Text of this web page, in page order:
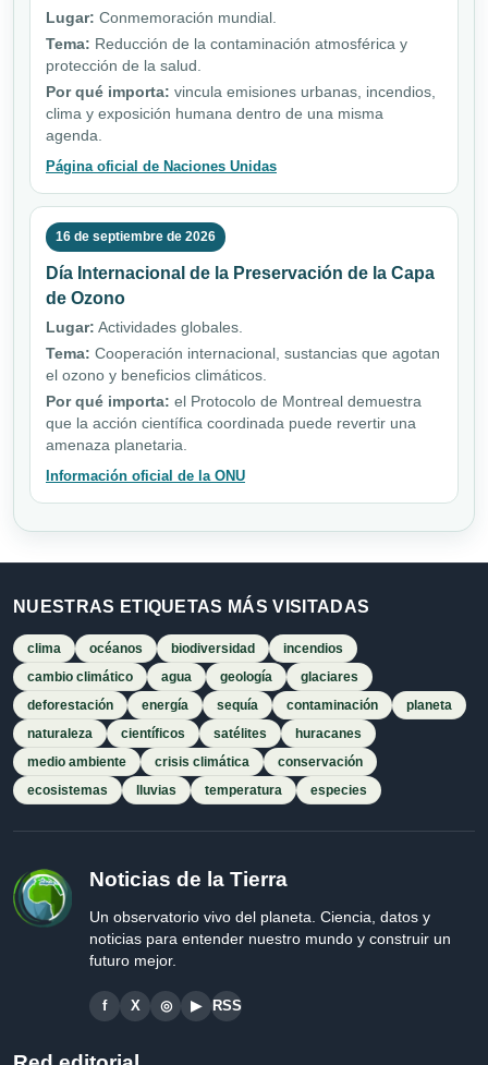
Lugar: Conmemoración mundial.
Tema: Reducción de la contaminación atmosférica y
protección de la salud.
Por qué importa: vincula emisiones urbanas, incendios,
clima y exposición humana dentro de una misma
agenda.
Página oficial de Naciones Unidas
16 de septiembre de 2026
Día Internacional de la Preservación de la Capa
de Ozono
Lugar: Actividades globales.
Tema: Cooperación internacional, sustancias que agotan
el ozono y beneficios climáticos.
Por qué importa: el Protocolo de Montreal demuestra
que la acción científica coordinada puede revertir una
amenaza planetaria.
Información oficial de la ONU
NUESTRAS ETIQUETAS MÁS VISITADAS
clima océanos biodiversidad
incendios
cambio climático
agua geología
glaciares
deforestación
energía sequía contaminación
planeta
naturaleza
científicos satélites
huracanes
medio ambiente
crisis climática
conservación
ecosistemas
lluvias temperatura especies
Noticias de la Tierra
Un observatorio vivo del planeta. Ciencia, datos y
noticias para entender nuestro mundo y construir un
futuro mejor.
f X ◎ ▶ RSS